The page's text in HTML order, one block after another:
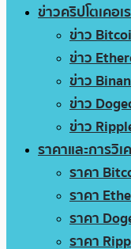
ข่าวคริปโตเคอเ
ข่าว
ข่าว
ข่าว
ข่าว
ข่าว
ราคาและการวิเ
ราคา
ราคา
ราคา
ราคา